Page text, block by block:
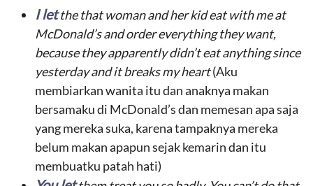
I letthe that woman and her kid eat with me at
McDonald’s and order everything they want,
because they apparently didn’t eat anything since
yesterday and it breaks my heart(Aku
membiarkan wanita itu dan anaknya makan
bersamaku di McDonald’s dan memesan apa saja
yang mereka suka, karena tampaknya mereka
belum makan apapun sejak kemarin dan itu
membuatku patah hati)